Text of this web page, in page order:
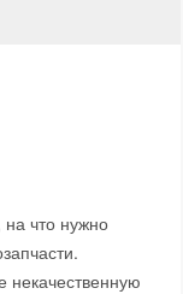
на что нужно
некачественную